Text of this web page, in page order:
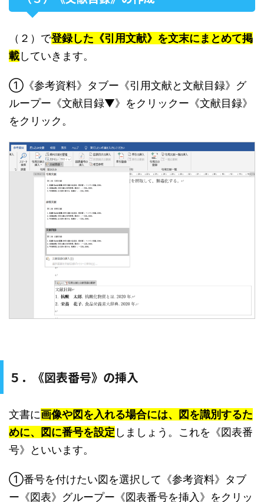
（２）で登録した《引用文献》を文末にまとめて掲
載していきます。
①《参考資料》タブー《引用文献と文献目録》グ
ループー《文献目録▼》をクリックー《文献目録》
をクリック。
５．《図表番号》の挿入
文書に画像や図を入れる場合には、図を識別するた
めに、図に番号を設定 しましょう。これを《図表番
号》といいます。
①番号を付けたい図を選択して《参考資料》タブ
ー《図表》グループー《図表番号を挿入》をクリッ